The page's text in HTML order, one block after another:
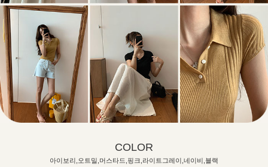
COLOR
아이보리,오트밀,머스타드,핑크,라이트그레이,네이비,블랙